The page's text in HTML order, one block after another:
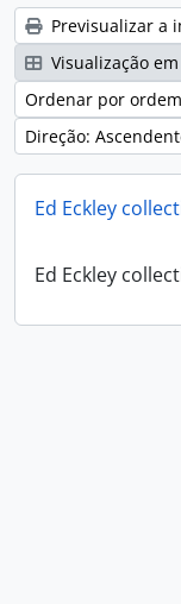
Previsualizar a
Visualização
Ordenar por
Direção:
Ed Eckley
Ed Eckley